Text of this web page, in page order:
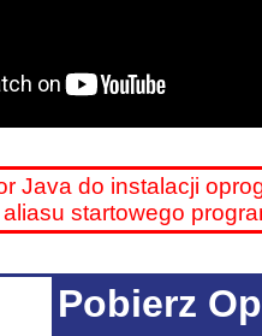
Java do instalacji
startowego
Pobierz